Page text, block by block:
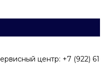
центр: +7 (922)